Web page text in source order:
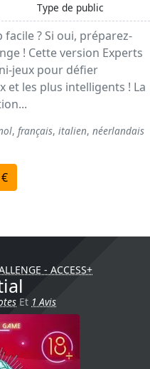
Type de public
? Si oui, préparez-
! Cette version Experts
jeux pour défier
et les plus intelligents ! La
, français, italien, néerlandais
- ACCESS+
Et 1 Avis